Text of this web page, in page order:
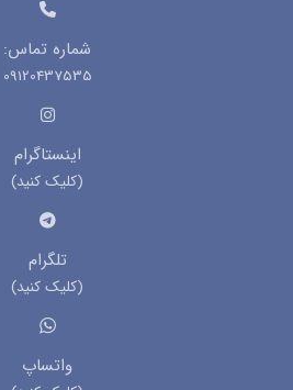
شماره تماس:
09120437535
اینستاگرام
(کلیک کنید)
تلگرام
(کلیک کنید)
واتساپ